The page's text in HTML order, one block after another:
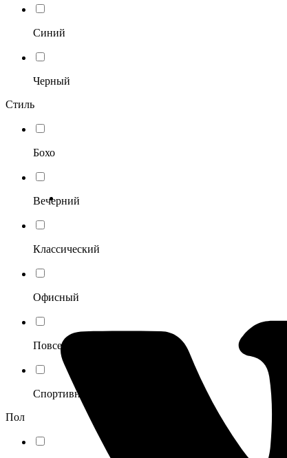
Синий
Черный
Стиль
Бохо
Вечерний
Классический
Офисный
Повседневный
Спортивный
Пол